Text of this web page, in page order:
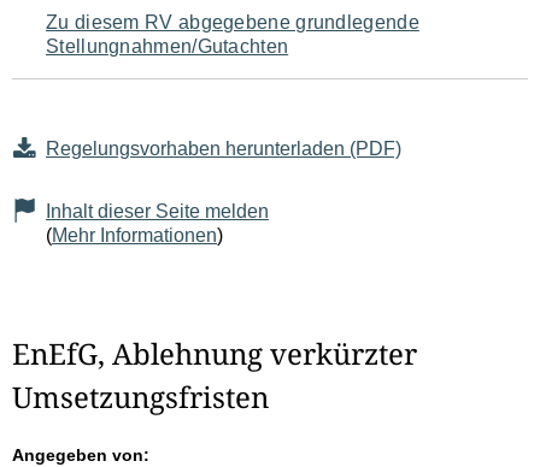
Zu diesem RV abgegebene grundlegende
Stellungnahmen/Gutachten
Regelungsvorhaben herunterladen (PDF)
Inhalt dieser Seite melden
(Mehr Informationen)
EnEfG, Ablehnung verkürzter
Umsetzungsfristen
Angegeben von: